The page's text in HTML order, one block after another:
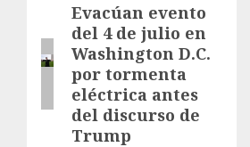
Evacúan evento
del 4 de julio en
Washington D.C.
por tormenta
eléctrica antes
del discurso de
Trump